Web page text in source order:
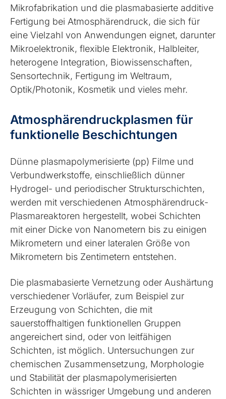
Mikrofabrikation und die plasmabasierte additive
Fertigung bei Atmosphärendruck, die sich für
eine Vielzahl von Anwendungen eignet, darunter
Mikroelektronik, flexible Elektronik, Halbleiter,
heterogene Integration, Biowissenschaften,
Sensortechnik, Fertigung im Weltraum,
Optik/Photonik, Kosmetik und vieles mehr.
Atmosphärendruckplasmen für
funktionelle Beschichtungen
Dünne plasmapolymerisierte (pp) Filme und
Verbundwerkstoffe, einschließlich dünner
Hydrogel- und periodischer Strukturschichten,
werden mit verschiedenen Atmosphärendruck-
Plasmareaktoren hergestellt, wobei Schichten
mit einer Dicke von Nanometern bis zu einigen
Mikrometern und einer lateralen Größe von
Mikrometern bis Zentimetern entstehen.
Die plasmabasierte Vernetzung oder Aushärtung
verschiedener Vorläufer, zum Beispiel zur
Erzeugung von Schichten, die mit
sauerstoffhaltigen funktionellen Gruppen
angereichert sind, oder von leitfähigen
Schichten, ist möglich. Untersuchungen zur
chemischen Zusammensetzung, Morphologie
und Stabilität der plasmapolymerisierten
Schichten in wässriger Umgebung und anderen